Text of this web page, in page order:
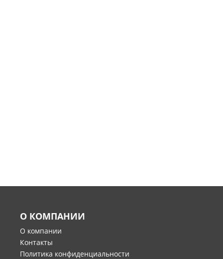
О КОМПАНИИ
О компании
Контакты
Политика конфиденциальности